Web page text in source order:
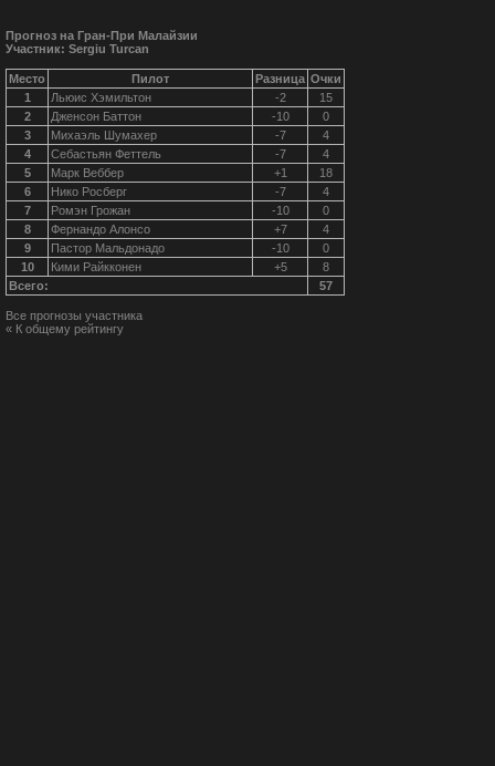
Прогноз на Гран-При Малайзии
Участник: Sergiu Turcan
Место Пилот Разница Очки
1
Льюис Хэмильтон -2
15
2
Дженсон Баттон -10
0
3
Михаэль Шумахер -7
4
4
Себастьян Феттель -7
4
5
Марк Веббер +1
18
6
Нико Росберг -7
4
7
Ромэн Грожан -10
0
8
Фернандо Алонсо +7
4
9
Пастор Мальдонадо -10
0
10
Кими Райкконен +5
8
Всего:
57
Все прогнозы участника
« К общему рейтингу